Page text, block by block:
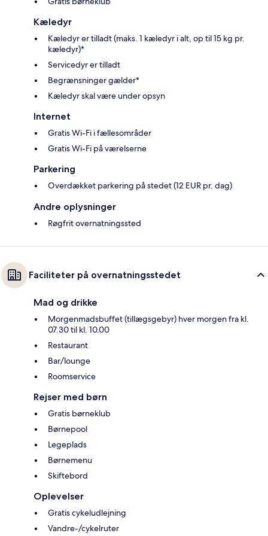
Kæledyr
Kæledyr er tilladt (maks. 1 kæledyr i alt, op til 15 kg pr.
kæledyr)*
Servicedyr er tilladt
Begrænsninger gælder*
Kæledyr skal være under opsyn
Internet
Gratis Wi-Fi i fællesområder
Gratis Wi-Fi på værelserne
Parkering
Overdækket parkering på stedet (12 EUR pr. dag)
Andre oplysninger
Røgfrit overnatningssted
Faciliteter på overnatningsstedet
Mad og drikke
Morgenmadsbuffet (tillægsgebyr) hver morgen fra kl.
07.30 til kl. 10.00
Restaurant
Bar/lounge
Roomservice
Rejser med børn
Gratis børneklub
Børnepool
Legeplads
Børnemenu
Skiftebord
Oplevelser
Gratis cykeludlejning
Vandre-/cykelruter